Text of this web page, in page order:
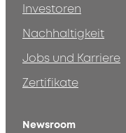
Investoren
Nachhaltigkeit
Jobs und Karriere
Zertifikate
Newsroom